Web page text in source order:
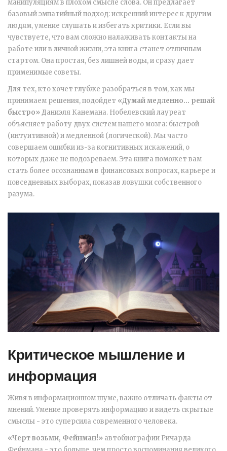
манипуляциям в плохом смысле слова. Он предлагает
базовый эмпатийный подход: искренний интерес к другим
людям, умение слушать и избегать критики. Если вы
чувствуете, что вам сложно налаживать контакты на
работе или в личной жизни, эта книга станет отличным
стартом. Она простая, без лишней воды, и сразу дает
применимые советы.
Для тех, кто хочет глубже разобраться в том, как мы
принимаем решения, подойдет «Думай медленно... решай
быстро»Даниэля Канемана. Нобелевский лауреат
объясняет работу двух систем нашего мозга: быстрой
(интуитивной) и медленной (логической). Мы часто
совершаем ошибки из-за когнитивных искажений, о
которых даже не подозреваем. Эта книга поможет вам
стать более осознанным в финансовых вопросах, карьере и
повседневных выборах, показав ловушки собственного
разума.
Критическое мышление и
информация
Живя в информационном шуме, важно отличать факты от
мнений. Умение проверять информацию и видеть скрытые
смыслы - это суперсила современного человека.
«Черт возьми, Фейнман!» автобиографии Ричарда